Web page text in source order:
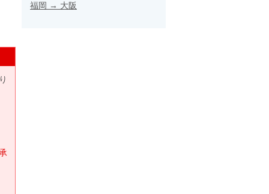
福岡 → 大阪